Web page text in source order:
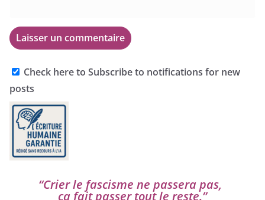
Check here to Subscribe to notifications for new
posts
“Crier le fas­cisme ne pas­se­ra pas,
ça fait pas­ser tout le reste.”